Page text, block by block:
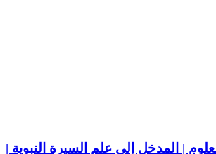
| المدخل إلى علم السيرة النبوية |